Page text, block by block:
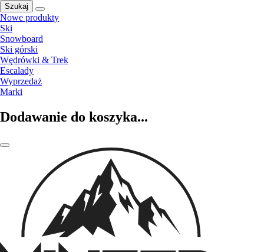
Szukaj
Nowe produkty
Ski
Snowboard
Ski górski
Wędrówki & Trek
Escalady
Wyprzedaż
Marki
Dodawanie do koszyka...